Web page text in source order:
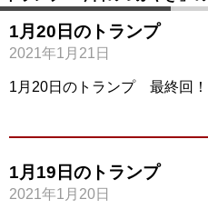
1月20日のトランプ
2021年1月21日
1月20日のトランプ 最終回！
1月19日のトランプ
2021年1月20日